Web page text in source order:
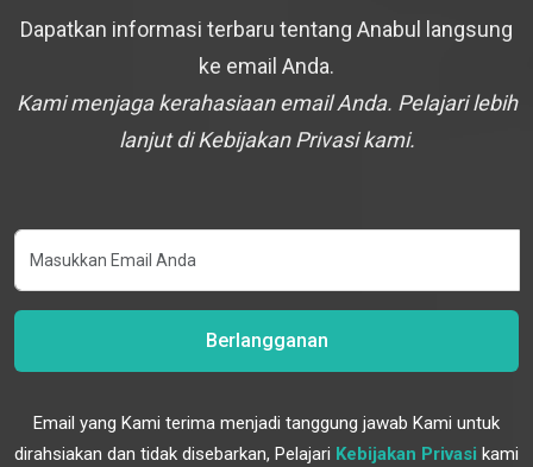
Dapatkan informasi terbaru tentang Anabul langsung
ke email Anda.
Kami menjaga kerahasiaan email Anda. Pelajari lebih
lanjut di Kebijakan Privasi kami.
Berlangganan
Email yang Kami terima menjadi tanggung jawab Kami untuk
dirahsiakan dan tidak disebarkan, Pelajari Kebijakan Privasi kami